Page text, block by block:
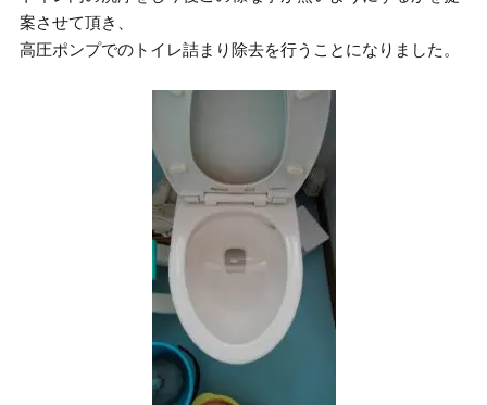
案させて頂き、
高圧ポンプでのトイレ詰まり除去を行うことになりました。